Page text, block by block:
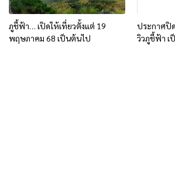
ภูชี้ฟ้า… เปิดให้เที่ยวตั้งแต่ 19
พฤษภาคม 68 เป็นต้นไป
ประกาศปิ
วิวภูชี้ฟ้า เ